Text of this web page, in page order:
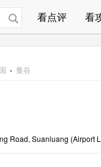
看点评 看
› 曼谷
Road, Suanluang (Airport